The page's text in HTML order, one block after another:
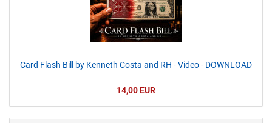
Card Flash Bill by Kenneth Costa and RH - Video - DOWNLOAD
14,00 EUR